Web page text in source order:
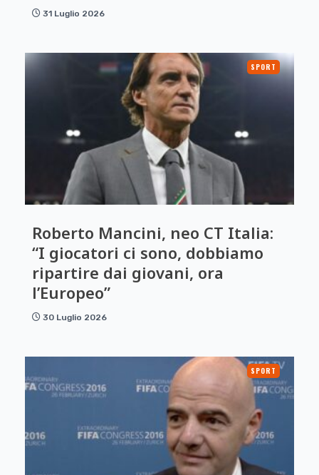
31 Luglio 2026
SPORT
Roberto Mancini, neo CT Italia:
“I giocatori ci sono, dobbiamo
ripartire dai giovani, ora
l’Europeo”
30 Luglio 2026
SPORT